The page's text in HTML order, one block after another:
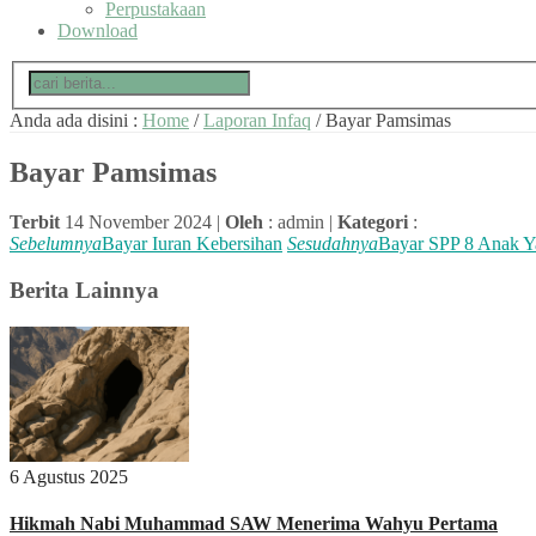
Perpustakaan
Download
Anda ada disini : Home /Laporan Infaq /Bayar Pamsimas
Bayar Pamsimas
Terbit 14 November 2024 | Oleh : admin | Kategori :
SebelumnyaBayar Iuran Kebersihan SesudahnyaBayar SPP 8 Anak
Berita Lainnya
6 Agustus 2025
Hikmah Nabi Muhammad SAW Menerima Wahyu Pertama